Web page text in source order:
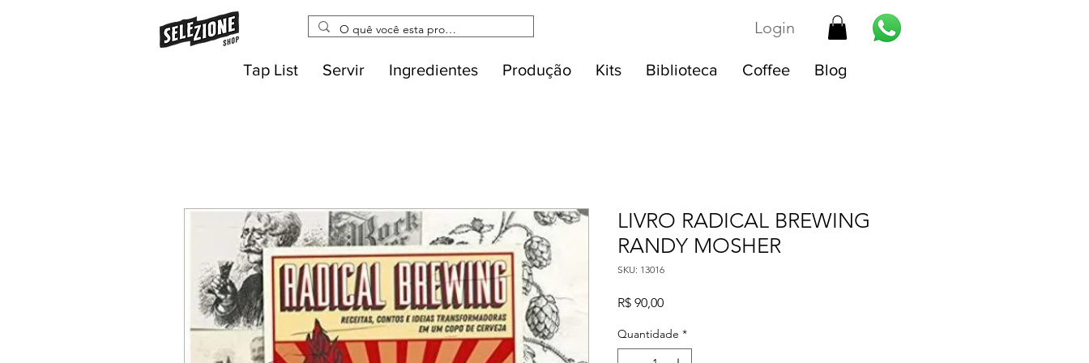
Login
Tap List Servir Ingredientes Produção Kits Biblioteca Coffee Blog
LIVRO RADICAL BREWING
RANDY MOSHER
SKU: 13016
R$ 90,00Preço
Quantidade *